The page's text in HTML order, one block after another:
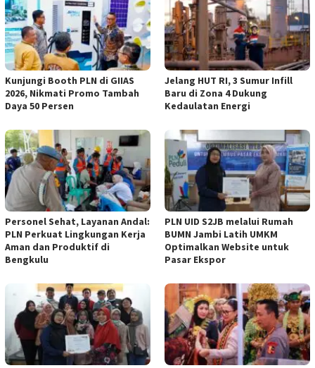
Kunjungi Booth PLN di GIIAS
2026, Nikmati Promo Tambah
Daya 50 Persen
Jelang HUT RI, 3 Sumur Infill
Baru di Zona 4 Dukung
Kedaulatan Energi
Personel Sehat, Layanan Andal:
PLN Perkuat Lingkungan Kerja
Aman dan Produktif di
Bengkulu
PLN UID S2JB melalui Rumah
BUMN Jambi Latih UMKM
Optimalkan Website untuk
Pasar Ekspor